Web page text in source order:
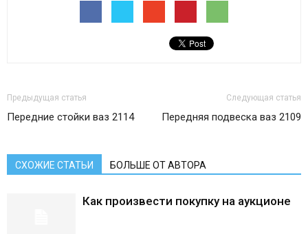
Предыдущая статья
Передние стойки ваз 2114
Следующая статья
Передняя подвеска ваз 2109
СХОЖИЕ СТАТЬИ БОЛЬШЕ ОТ АВТОРА
Как произвести покупку на аукционе